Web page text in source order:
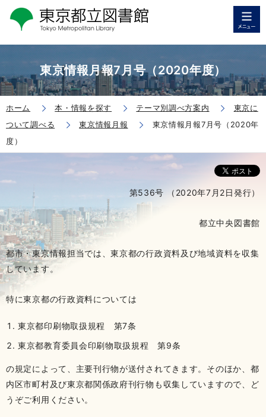
東京情報月報7月号（2020年度）
ホーム 本・情報を探す テーマ別調べ方案内
東京に
ついて調べる
東京情報月報
東京情報月報7月号（2020年
度）
第536号 （2020年7月2日発行）
都立中央図書館
都市・東京情報担当では、東京都の行政資料及び地域資料を収集
しています。
特に東京都の行政資料については
東京都印刷物取扱規程 第7条
東京都教育委員会印刷物取扱規程 第9条
の規定によって、主要刊行物が送付されてきます。そのほか、都
内区市町村及び東京都関係政府刊行物も収集していますので、ど
うぞご利用ください。